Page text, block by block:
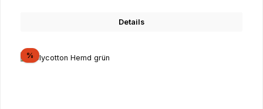
Details
%Rabatt